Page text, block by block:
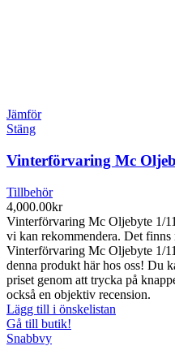
Jämför
Stäng
Vinterförvaring Mc
Tillbehör
4,000.00kr
Vinterförvaring Mc Oljebyte 1/
vi kan rekommendera. Det
Vinterförvaring Mc Oljebyte 1/
denna produkt här hos oss! Du
priset genom att trycka på
också en objektiv recension.
Lägg till i önskelistan
Gå till butik!
Snabbvy